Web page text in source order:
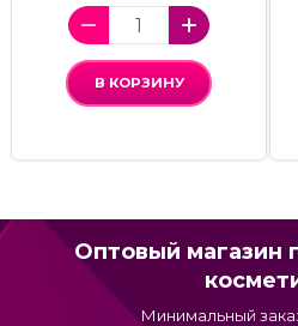
В КОРЗИНУ
Оптовый магазин
Минимальный